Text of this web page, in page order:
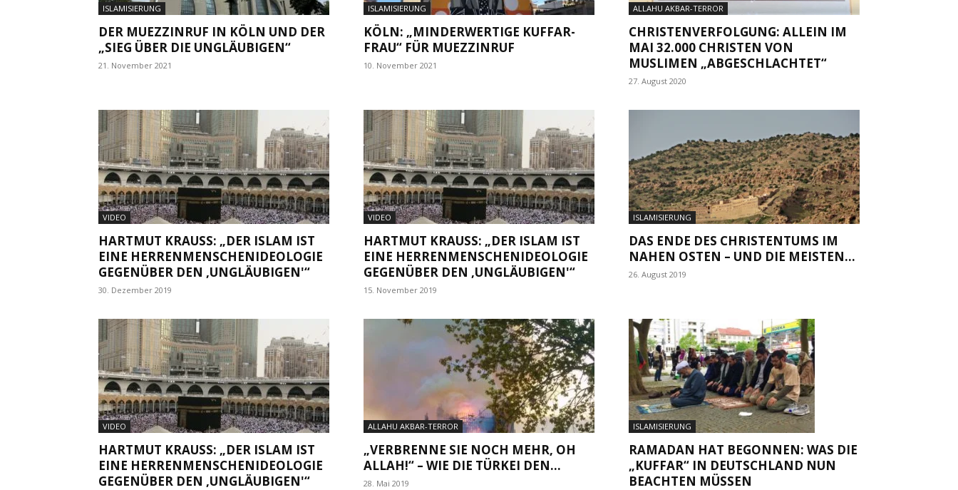
ISLAMISIERUNG
DER MUEZZINRUF IN KÖLN UND DER
„SIEG ÜBER DIE UNGLÄUBIGEN“
21. November 2021
ISLAMISIERUNG
KÖLN: „MINDERWERTIGE KUFFAR-
FRAU“ FÜR MUEZZINRUF
10. November 2021
ALLAHU AKBAR-TERROR
CHRISTENVERFOLGUNG: ALLEIN IM
MAI 32.000 CHRISTEN VON
MUSLIMEN „ABGESCHLACHTET“
27. August 2020
VIDEO
HARTMUT KRAUSS: „DER ISLAM IST
EINE HERRENMENSCHENIDEOLOGIE
GEGENÜBER DEN ‚UNGLÄUBIGEN'“
30. Dezember 2019
VIDEO
HARTMUT KRAUSS: „DER ISLAM IST
EINE HERRENMENSCHENIDEOLOGIE
GEGENÜBER DEN ‚UNGLÄUBIGEN'“
15. November 2019
ISLAMISIERUNG
DAS ENDE DES CHRISTENTUMS IM
NAHEN OSTEN – UND DIE MEISTEN...
26. August 2019
VIDEO
HARTMUT KRAUSS: „DER ISLAM IST
EINE HERRENMENSCHENIDEOLOGIE
GEGENÜBER DEN ‚UNGLÄUBIGEN'“
ALLAHU AKBAR-TERROR
„VERBRENNE SIE NOCH MEHR, OH
ALLAH!“ – WIE DIE TÜRKEI DEN...
28. Mai 2019
ISLAMISIERUNG
RAMADAN HAT BEGONNEN: WAS DIE
„KUFFAR“ IN DEUTSCHLAND NUN
BEACHTEN MÜSSEN